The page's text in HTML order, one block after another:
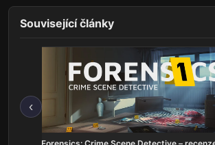
Související články
‹